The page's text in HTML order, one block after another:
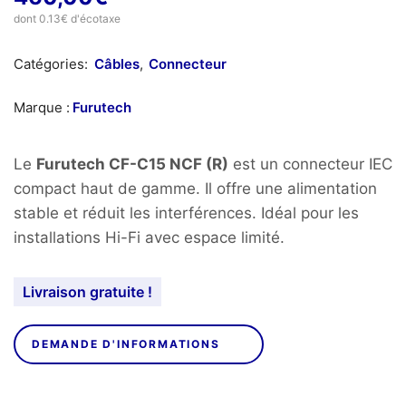
dont 0.13€ d'écotaxe
Catégories: Câbles, Connecteur
Marque : Furutech
Le Furutech CF-C15 NCF (R) est un connecteur IEC
compact haut de gamme. Il offre une alimentation
stable et réduit les interférences. Idéal pour les
installations Hi-Fi avec espace limité.
Livraison gratuite !
DEMANDE D'INFORMATIONS